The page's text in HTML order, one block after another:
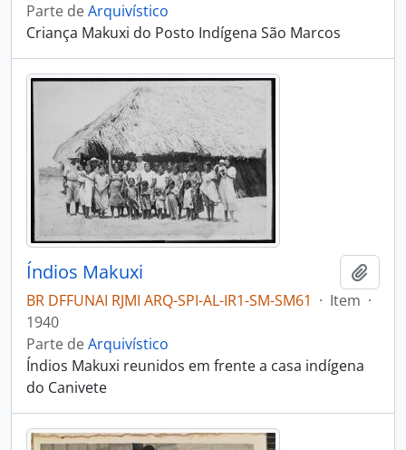
Parte deArquivístico
Criança Makuxi do Posto Indígena São Marcos
Índios Makuxi
BR DFFUNAI RJMI ARQ-SPI-AL-IR1-SM-SM61 · Item ·
1940
Parte deArquivístico
Índios Makuxi reunidos em frente a casa indígena
do Canivete